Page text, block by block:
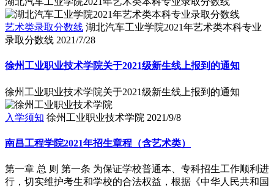
艺术类录取分数线 湖北汽车工业学院2021年艺术类本科专业
录取分数线 2021/7/28
徐州工业职业技术学院关于2021级新生线上报到的通知
徐州工业职业技术学院关于2021级新生线上报到的通知
入学须知 徐州工业职业技术学院 2021/9/8
南昌工程学院2021年招生章程（含艺术类）
第一章 总 则 第一条 为保证学校普通本、专科招生工作顺利进
行，切实维护考生和学校的合法权益，根据《中华人民共和国